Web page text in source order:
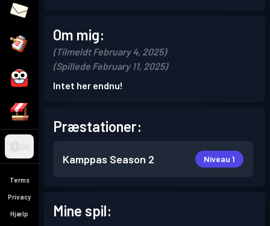
DA
Terms
Privacy
Hjælp
Om mig:
(Tilmeldt February 4, 2025)
(Spillede February 11, 2025)
Intet her endnu!
Præstationer:
Kamppas Season 2 Niveau 1
Mine spil: